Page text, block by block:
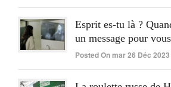
Esprit es-tu là ?
un message pour vous
Posted On mar 26 Déc 2023